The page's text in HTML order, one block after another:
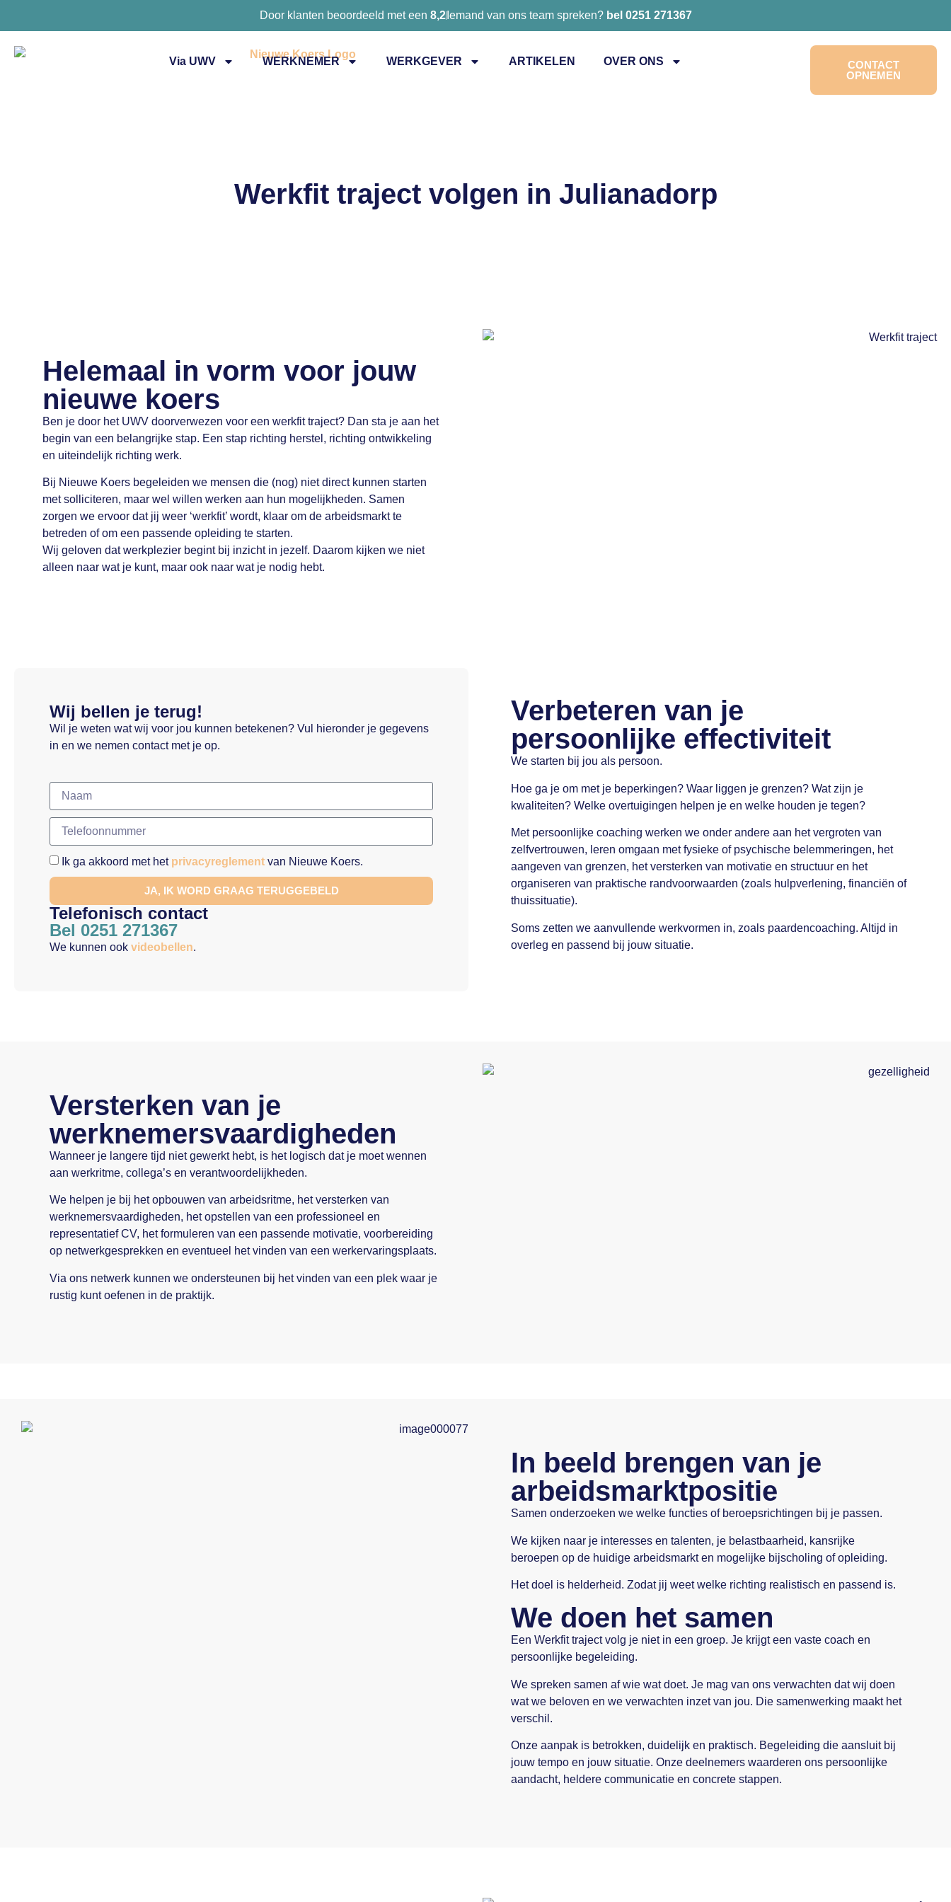
Door klanten beoordeeld met een 8,2Iemand van ons team spreken? bel 0251 271367
Via UWV WERKNEMER WERKGEVER ARTIKELEN OVER ONS
CONTACT
OPNEMEN
Werkfit traject volgen in Julianadorp
Helemaal in vorm voor jouw
nieuwe koers
Ben je door het UWV doorverwezen voor een werkfit traject? Dan sta je aan het
begin van een belangrijke stap. Een stap richting herstel, richting ontwikkeling
en uiteindelijk richting werk.
Bij Nieuwe Koers begeleiden we mensen die (nog) niet direct kunnen starten
met solliciteren, maar wel willen werken aan hun mogelijkheden. Samen
zorgen we ervoor dat jij weer ‘werkfit’ wordt, klaar om de arbeidsmarkt te
betreden of om een passende opleiding te starten.
Wij geloven dat werkplezier begint bij inzicht in jezelf. Daarom kijken we niet
alleen naar wat je kunt, maar ook naar wat je nodig hebt.
Verbeteren van je
persoonlijke effectiviteit
We starten bij jou als persoon.
Hoe ga je om met je beperkingen? Waar liggen je grenzen? Wat zijn je
kwaliteiten? Welke overtuigingen helpen je en welke houden je tegen?
Met persoonlijke coaching werken we onder andere aan het vergroten van
zelfvertrouwen, leren omgaan met fysieke of psychische belemmeringen, het
aangeven van grenzen, het versterken van motivatie en structuur en het
organiseren van praktische randvoorwaarden (zoals hulpverlening, financiën of
thuissituatie).
Soms zetten we aanvullende werkvormen in, zoals paardencoaching. Altijd in
overleg en passend bij jouw situatie.
Wij bellen je terug!
Wil je weten wat wij voor jou kunnen betekenen? Vul hieronder je gegevens
in en we nemen contact met je op.
Ik ga akkoord met het privacyreglement van Nieuwe Koers.
JA, IK WORD GRAAG TERUGGEBELD
Telefonisch contact
Bel 0251 271367
We kunnen ook videobellen.
Versterken van je
werknemersvaardigheden
Wanneer je langere tijd niet gewerkt hebt, is het logisch dat je moet wennen
aan werkritme, collega’s en verantwoordelijkheden.
We helpen je bij het opbouwen van arbeidsritme, het versterken van
werknemersvaardigheden, het opstellen van een professioneel en
representatief CV, het formuleren van een passende motivatie, voorbereiding
op netwerkgesprekken en eventueel het vinden van een werkervaringsplaats.
Via ons netwerk kunnen we ondersteunen bij het vinden van een plek waar je
rustig kunt oefenen in de praktijk.
In beeld brengen van je
arbeidsmarktpositie
Samen onderzoeken we welke functies of beroepsrichtingen bij je passen.
We kijken naar je interesses en talenten, je belastbaarheid, kansrijke
beroepen op de huidige arbeidsmarkt en mogelijke bijscholing of opleiding.
Het doel is helderheid. Zodat jij weet welke richting realistisch en passend is.
We doen het samen
Een Werkfit traject volg je niet in een groep. Je krijgt een vaste coach en
persoonlijke begeleiding.
We spreken samen af wie wat doet. Je mag van ons verwachten dat wij doen
wat we beloven en we verwachten inzet van jou. Die samenwerking maakt het
verschil.
Onze aanpak is betrokken, duidelijk en praktisch. Begeleiding die aansluit bij
jouw tempo en jouw situatie. Onze deelnemers waarderen ons persoonlijke
aandacht, heldere communicatie en concrete stappen.